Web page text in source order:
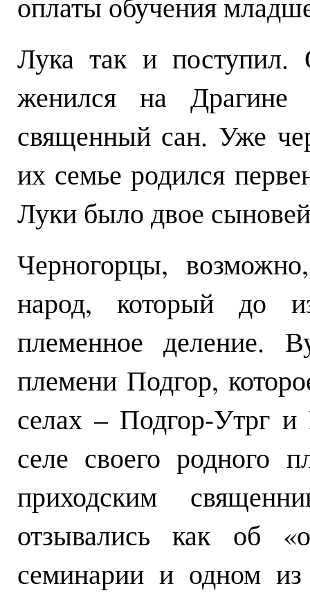
Лука так и поступил.
женился на
священный сан. Уже
их семье родился
Луки было двое
Черногорцы,
народ, который до
племенное деление.
племени Подгор,
селах – Подгор-Утрг
селе своего родного
приходским
отзывались как об
семинарии и одном